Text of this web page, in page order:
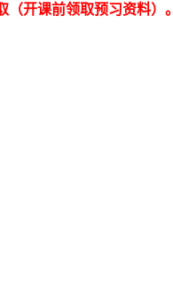
开课前领取预习资料）。